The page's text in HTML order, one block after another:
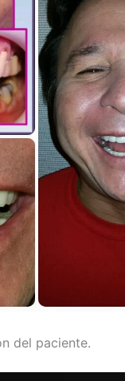
del paciente.